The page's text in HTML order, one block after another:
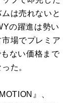
は売れないと
の躍進は勢い
場でプレミア
ない価格まで
た。
』、